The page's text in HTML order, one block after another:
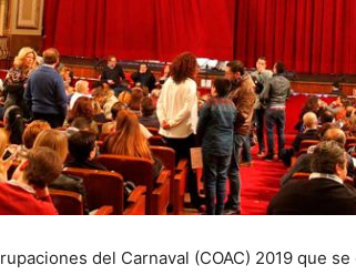
del Carnaval (COAC) 2019 que